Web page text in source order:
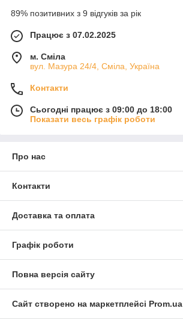
89% позитивних з 9 відгуків за рік
Працює з 07.02.2025
м. Сміла
вул. Мазура 24/4, Сміла, Україна
Контакти
Сьогодні працює з 09:00 до 18:00
Показати весь графік роботи
Про нас
Контакти
Доставка та оплата
Графік роботи
Повна версія сайту
Сайт створено на маркетплейсі Prom.ua